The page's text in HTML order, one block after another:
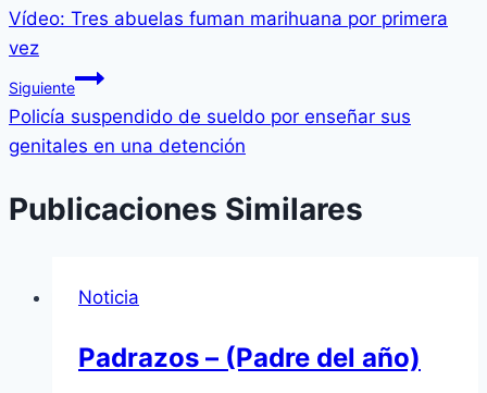
Vídeo: Tres abuelas fuman marihuana por primera
vez
Siguiente
Policía suspendido de sueldo por enseñar sus
genitales en una detención
Publicaciones Similares
Noticia
Padrazos – (Padre del año)